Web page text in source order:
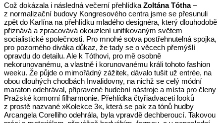
Což dokázala i následná večerní přehlídka Zoltána Tótha–
z normalizační budovy Kongresového centra jsme se přesunuli
zpět do Karlína na přehlídku mladého designéra, který dlouhodobě
přiznává a zpracovává okouzlení unifikovaným světem
socialistické společnosti. Pro mnohé sotva postřehnutelná spojka,
pro pozorného diváka důkaz, že tady se o věcech přemýšlí
opravdu do detailu. Ale k Tóthovi, pro mě osobně
nekorunovanému, a vlastně i korunovanému králi tohoto fashion
weeku. Že půjde o mimořádný zážitek, dávalo tušit už entrée, na
obou dlouhých chodbách Invalidovny, na nichž se celý módní
maraton odehrával, připravené hudební nástroje a místa pro členy
Pražské komorní filharmonie. Přehlídka čtyřiadvaceti looků
z prostě nazvané »Kolekce 3«, která se pak za tónů hudby
Arcangela Corelliho odehrála, byla vpravdě dechberoucí. Takovou